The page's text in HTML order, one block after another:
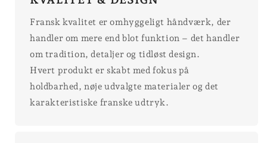
Fransk kvalitet er omhyggeligt håndværk, der
handler om mere end blot funktion – det handler
om tradition, detaljer og tidløst design.
Hvert produkt er skabt med fokus på
holdbarhed, nøje udvalgte materialer og det
karakteristiske franske udtryk.